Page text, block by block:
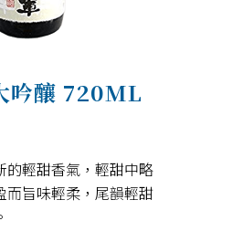
吟釀 720ML
的輕甜香氣，輕甜中略
而旨味輕柔，尾韻輕甜